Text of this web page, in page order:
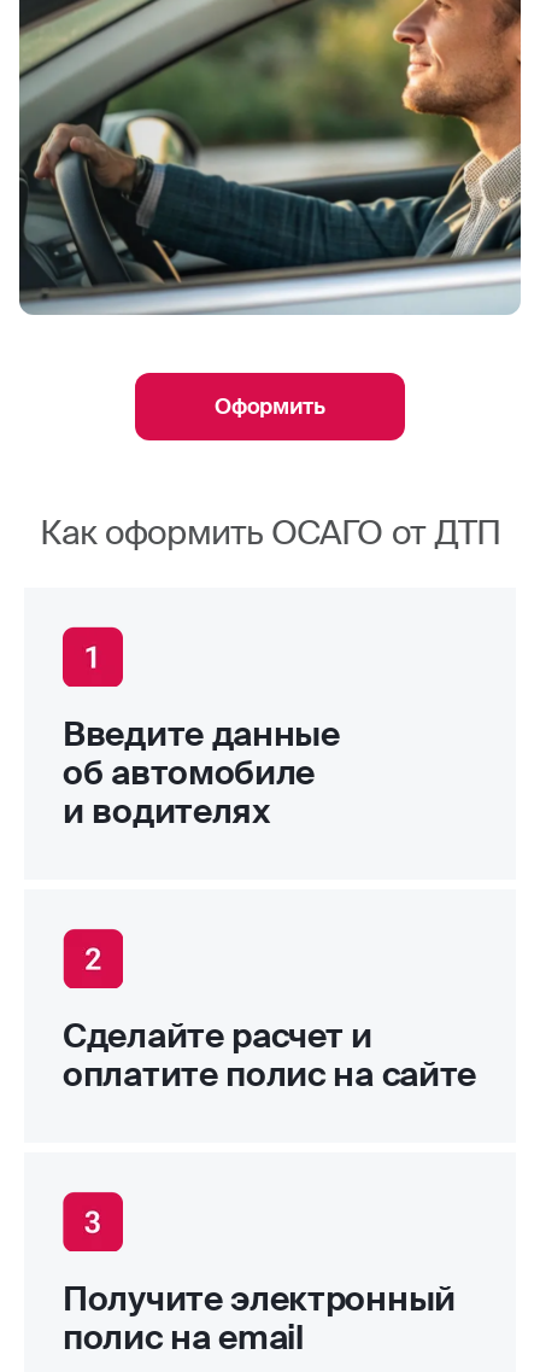
Оформить
Как оформить ОСАГО от ДТП
Введите данные
об автомобиле
и водителях
Сделайте расчет и
оплатите полис на сайте
Получите электронный
полис на email